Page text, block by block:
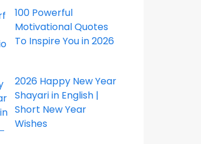
100 Powerful
Motivational Quotes
To Inspire You in 2026
2026 Happy New Year
Shayari in English |
Short New Year
Wishes